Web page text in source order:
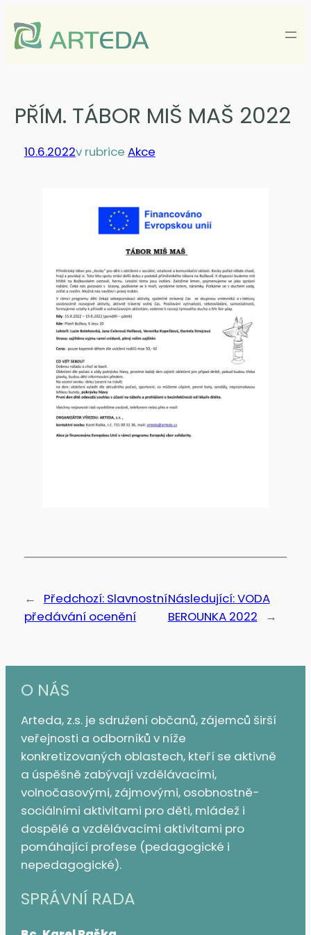
na
obsah
PŘÍM. TÁBOR MIŠ MAŠ 2022
10.6.2022v rubrice Akce
← Předchozí: Slavnostní
předávání ocenění
Následující:VODA
BEROUNKA 2022
→
O NÁS
Arteda, z.s. je sdružení občanů, zájemců širší
veřejnosti a odborníků v níže
konkretizovaných oblastech, kteří se aktivně
a úspěšně zabývají vzdělávacími,
volnočasovými, zájmovými, osobnostně-
sociálními aktivitami pro děti, mládež i
dospělé a vzdělávacími aktivitami pro
pomáhající profese (pedagogické i
nepedagogické).
SPRÁVNÍ RADA